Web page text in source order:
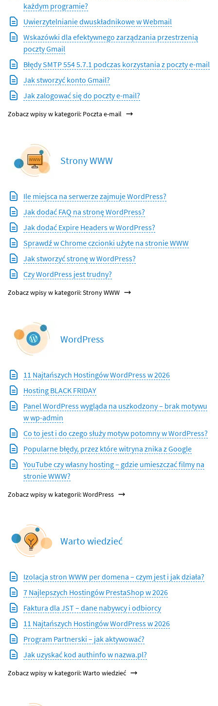
każdym programie?
Uwierzytelnianie dwuskładnikowe w Webmail
Wskazówki dla efektywnego zarządzania przestrzenią
poczty Gmail
Błędy SMTP 554 5.7.1 podczas korzystania z poczty e-mail
Jak stworzyć konto Gmail?
Jak zalogować się do poczty e-mail?
Zobacz wpisy w kategorii: Poczta e-mail
Strony WWW
Ile miejsca na serwerze zajmuje WordPress?
Jak dodać FAQ na stronę WordPress?
Jak dodać Expire Headers w WordPress?
Sprawdź w Chrome czcionki użyte na stronie WWW
Jak stworzyć stronę w WordPress?
Czy WordPress jest trudny?
Zobacz wpisy w kategorii: Strony WWW
WordPress
11 Najtańszych Hostingów WordPress w 2026
Hosting BLACK FRIDAY
Panel WordPress wygląda na uszkodzony – brak motywu
w wp-admin
Co to jest i do czego służy motyw potomny w WordPress?
Popularne błędy, przez które witryna znika z Google
YouTube czy własny hosting – gdzie umieszczać filmy na
stronie WWW?
Zobacz wpisy w kategorii: WordPress
Warto wiedzieć
Izolacja stron WWW per domena – czym jest i jak działa?
7 Najlepszych Hostingów PrestaShop w 2026
Faktura dla JST – dane nabywcy i odbiorcy
11 Najtańszych Hostingów WordPress w 2026
Program Partnerski – jak aktywować?
Jak uzyskać kod authinfo w nazwa.pl?
Zobacz wpisy w kategorii: Warto wiedzieć